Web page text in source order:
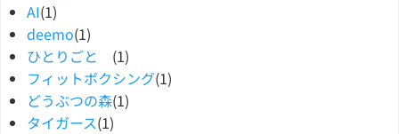
AI(1)
deemo(1)
ひとりごと (1)
フィットボクシング(1)
どうぶつの森(1)
タイガース(1)